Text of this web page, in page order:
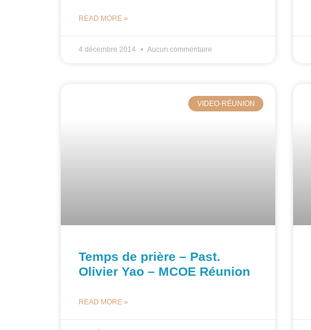
READ MORE »
4 décembre 2014 Aucun commentaire
VIDEO-RÉUNION
Temps de prière – Past.
Olivier Yao – MCOE Réunion
READ MORE »